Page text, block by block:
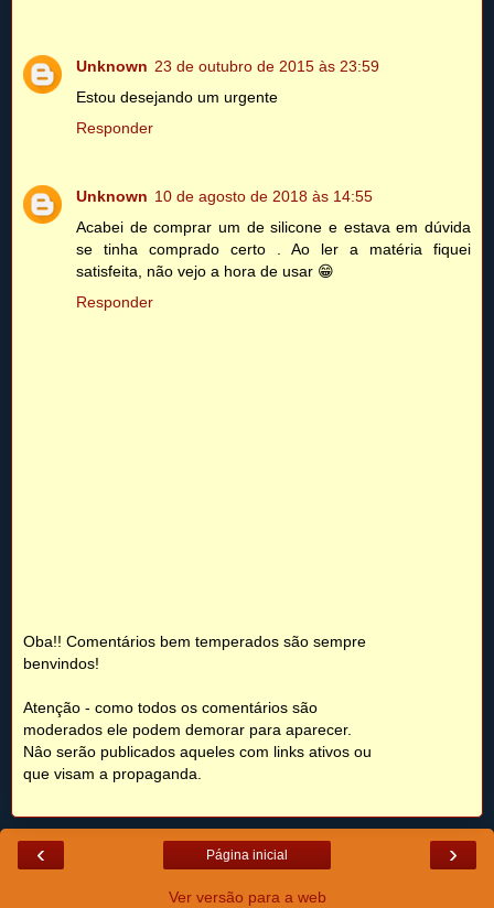
Unknown 23 de outubro de 2015 às 23:59
Estou desejando um urgente
Responder
Unknown 10 de agosto de 2018 às 14:55
Acabei de comprar um de silicone e estava em dúvida
se tinha comprado certo . Ao ler a matéria fiquei
satisfeita, não vejo a hora de usar 😁
Responder
Oba!! Comentários bem temperados são sempre
benvindos!
Atenção - como todos os comentários são
moderados ele podem demorar para aparecer.
Nâo serão publicados aqueles com links ativos ou
que visam a propaganda.
‹ ›
Página inicial
Ver versão para a web